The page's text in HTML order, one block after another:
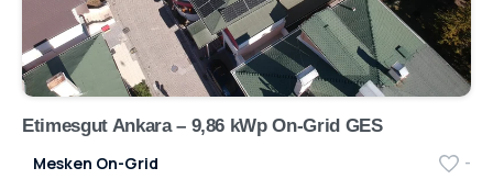
Etimesgut Ankara – 9,86 kWp On-Grid GES
Mesken On-Grid
-